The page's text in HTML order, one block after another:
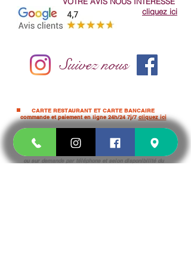
cliquez ici
Suivez nous
CARTE RESTAURANT ET CARTE BANCAIRE
commande et paiement en ligne 24h/24 7j/7cliquez ici
ou sur demande par téléphone et selon disponibilité du